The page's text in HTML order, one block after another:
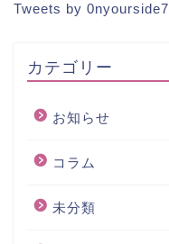
Tweets by 0nyourside7
カテゴリー
お知らせ
コラム
未分類